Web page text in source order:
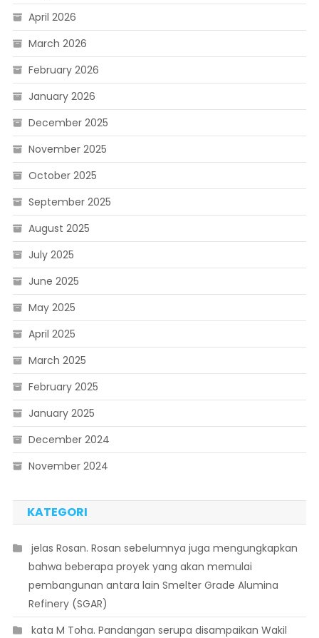
April 2026
March 2026
February 2026
January 2026
December 2025
November 2025
October 2025
September 2025
August 2025
July 2025
June 2025
May 2025
April 2025
March 2025
February 2025
January 2025
December 2024
November 2024
KATEGORI
 jelas Rosan. Rosan sebelumnya juga mengungkapkan
bahwa beberapa proyek yang akan memulai
pembangunan antara lain Smelter Grade Alumina
Refinery (SGAR)
 kata M Toha. Pandangan serupa disampaikan Wakil